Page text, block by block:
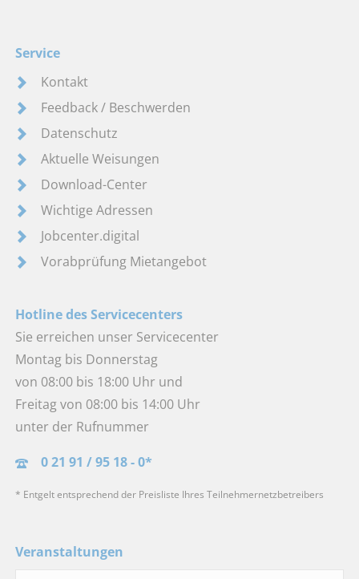
Service
Kontakt
Feedback / Beschwerden
Datenschutz
Aktuelle Weisungen
Download-Center
Wichtige Adressen
Jobcenter.digital
Vorabprüfung Mietangebot
Hotline des Servicecenters
Sie erreichen unser Servicecenter
Montag bis Donnerstag
von 08:00 bis 18:00 Uhr und
Freitag von 08:00 bis 14:00 Uhr
unter der Rufnummer
0 21 91 / 95 18 - 0*
* Entgelt entsprechend der Preisliste Ihres Teilnehmernetzbetreibers
Veranstaltungen